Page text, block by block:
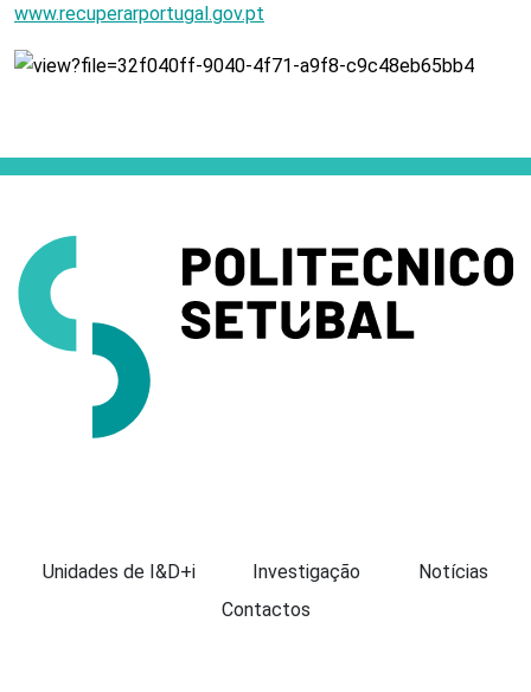
www.recuperarportugal.gov.pt
Apresentação
Unidades de I&D+i Investigação
Notícias
Contactos